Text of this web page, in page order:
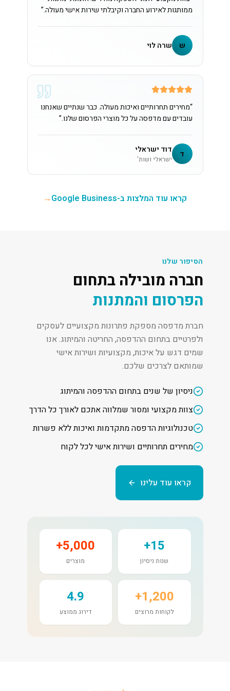
ממותגות לאירוע החברה וקיבלתי שירות אישי מעולה.”
ש שרה לוי
“מחירים תחרותיים ואיכות מעולה. כבר שנתיים שאנחנו
עובדים עם מדפסה על כל מוצרי הפרסום שלנו.”
ד דוד ישראלי
ישראלי ושות'
קראו עוד המלצות ב-Google Business →
הסיפור שלנו
חברה מובילה בתחום
הפרסום והמתנות
חברת מדפסה מספקת פתרונות מקצועיים לעסקים
ולפרטיים בתחום ההדפסה, החריטה והמיתוג. אנו
שמים דגש על איכות, מקצועיות ושירות אישי
שמותאם לצרכים שלכם.
ניסיון של שנים בתחום ההדפסה והמיתוג
צוות מקצועי ומסור שמלווה אתכם לאורך כל הדרך
טכנולוגיות הדפסה מתקדמות ואיכות ללא פשרות
מחירים תחרותיים ושירות אישי לכל לקוח
קראו עוד עלינו
15+
שנות ניסיון
5,000+
מוצרים
1,200+
לקוחות מרוצים
4.9
דירוג ממוצע